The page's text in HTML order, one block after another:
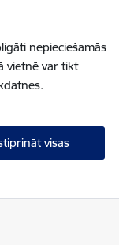
nepieciešamās
vietnē var tikt
visas